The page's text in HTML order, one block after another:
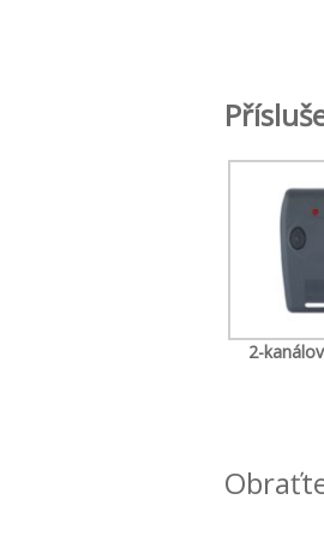
2-